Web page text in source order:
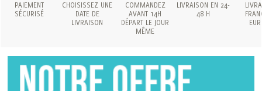
PAIEMENT
SÉCURISÉ
CHOISISSEZ UNE
DATE DE
LIVRAISON
COMMANDEZ
AVANT 14H
DÉPART LE JOUR
MÊME
LIVRAISON EN 24-
48 H